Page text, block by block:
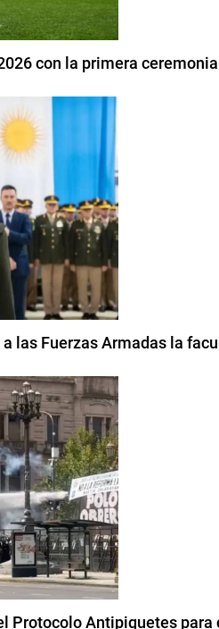
con la primera ceremonia
a las Fuerzas Armadas la
Protocolo Antipiquetes